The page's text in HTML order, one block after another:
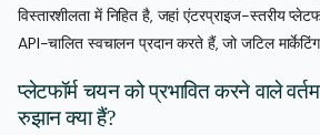
विस्तारशीलता में निहित है, जहां एंटरप्राइज-स्तरीय
API-चालित स्वचालन प्रदान करते हैं, जो जटिल
प्लेटफॉर्म चयन को प्रभावित करने वाले
रुझान क्या हैं?